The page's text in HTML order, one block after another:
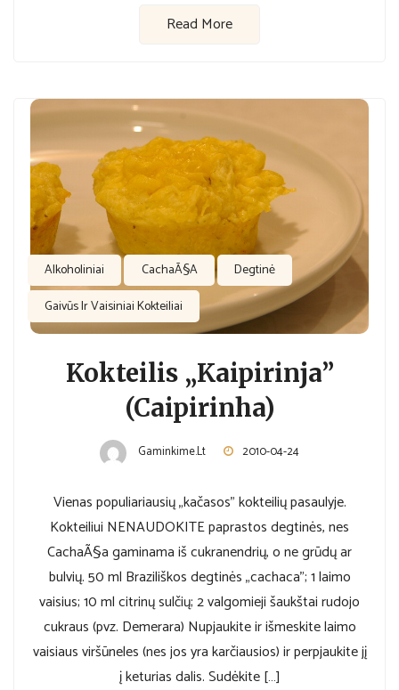
Read More
Alkoholiniai CachaÃ§a
Degtinė
Gaivūs Ir Vaisiniai Kokteiliai
Kokteilis „Kaipirinja”
(Caipirinha)
Gaminkime.lt 2010-04-24
Vienas populiariausių „kačasos” kokteilių pasaulyje.
Kokteiliui NENAUDOKITE paprastos degtinės, nes
CachaÃ§a gaminama iš cukranendrių, o ne grūdų ar
bulvių. 50 ml Braziliškos degtinės „cachaca”; 1 laimo
vaisius; 10 ml citrinų sulčių; 2 valgomieji šaukštai rudojo
cukraus (pvz. Demerara) Nupjaukite ir išmeskite laimo
vaisiaus viršūneles (nes jos yra karčiausios) ir perpjaukite jį
į keturias dalis. Sudėkite […]